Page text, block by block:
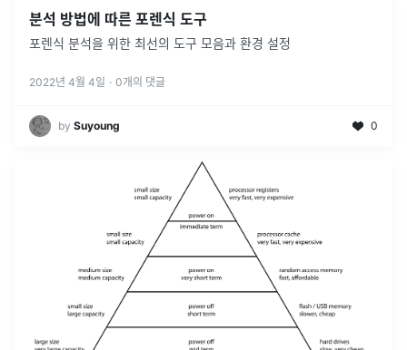
분석 방법에 따른 포렌식 도구
포렌식 분석을 위한 최선의 도구 모음과 환경 설정
2022년 4월 4일 · 0개의 댓글
by Suyoung 0